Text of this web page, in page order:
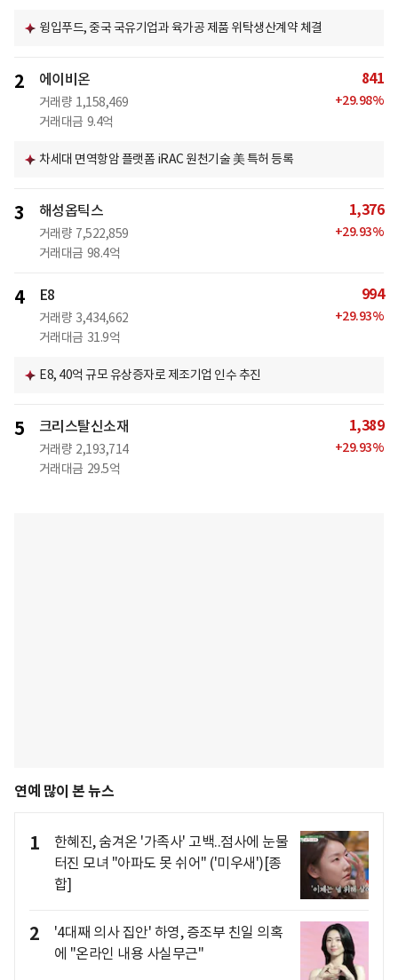
윙입푸드, 중국 국유기업과 육가공 제품 위탁생산계약 체결
2 에이비온
거래량 1,158,469
거래대금 9.4억
841
+29.98%
차세대 면역항암 플랫폼 iRAC 원천기술 美 특허 등록
3 해성옵틱스
거래량 7,522,859
거래대금 98.4억
1,376
+29.93%
4 E8
거래량 3,434,662
거래대금 31.9억
994
+29.93%
E8, 40억 규모 유상증자로 제조기업 인수 추진
5 크리스탈신소재
거래량 2,193,714
거래대금 29.5억
1,389
+29.93%
연예 많이 본 뉴스
1
한혜진, 숨겨온 '가족사' 고백..점사에 눈물
터진 모녀 "아파도 못 쉬어" ('미우새')[종
합]
2
'4대째 의사 집안' 하영, 증조부 친일 의혹
에 "온라인 내용 사실무근"